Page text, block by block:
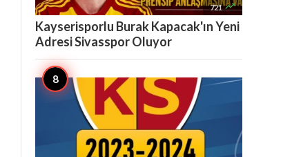
721 
Kayserisporlu Burak Kapacak'ın Yeni
Adresi Sivasspor Oluyor